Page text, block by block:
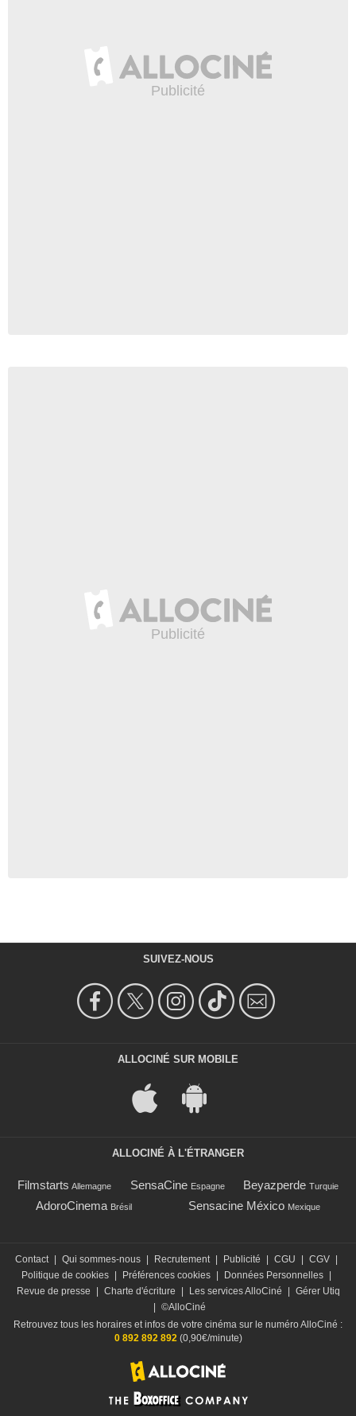
SUIVEZ-NOUS
ALLOCINÉ SUR MOBILE
ALLOCINÉ À L'ÉTRANGER
Filmstarts Allemagne SensaCine Espagne Beyazperde Turquie
AdoroCinema Brésil Sensacine México Mexique
Contact | Qui sommes-nous | Recrutement | Publicité | CGU | CGV |
Politique de cookies | Préférences cookies | Données Personnelles |
Revue de presse
| Charte d'écriture | Les services AlloCiné | Gérer Utiq
| ©AlloCiné
Retrouvez tous les horaires et infos de votre cinéma sur le numéro AlloCiné :
0 892 892 892 (0,90€/minute)